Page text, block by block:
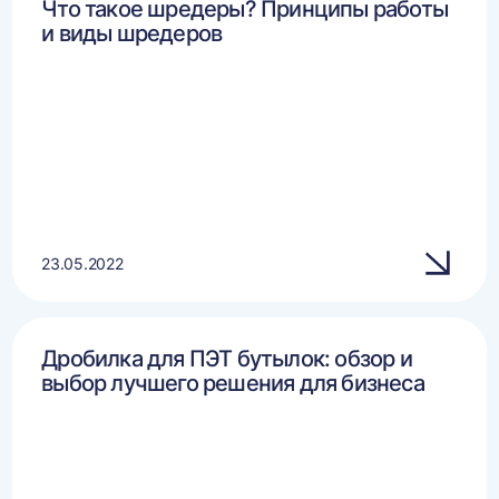
Что такое шредеры? Принципы работы
и виды шредеров
23.05.2022
Дробилка для ПЭТ бутылок: обзор и
выбор лучшего решения для бизнеса